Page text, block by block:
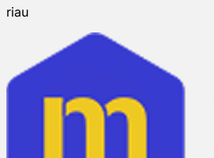
riau